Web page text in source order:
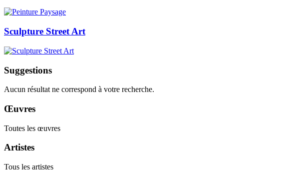
Sculpture Street Art
Suggestions
Aucun résultat ne correspond à votre recherche.
Œuvres
Toutes les œuvres
Artistes
Tous les artistes